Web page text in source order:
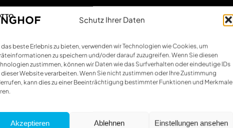
Schutz Ihrer Daten
das beste Erlebnis zu bieten, verwenden wir Technologien wie Cookies, um
zu speichern und/oder darauf zuzugreifen. Wenn Sie diesen
zustimmen, können wir Daten wie das Surfverhalten oder eindeutige IDs
Website verarbeiten. Wenn Sie nicht zustimmen oder Ihre Zustimmung
kann dies zu einer Beeinträchtigung bestimmter Funktionen und Merkmale
Akzeptieren Ablehnen Einstellungen ansehen
sondern ein ganz
hat: mit Expertise aus
Sorgfalt
Leistungen und
ein Traumauto bleibt.